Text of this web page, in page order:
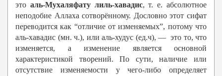
это аль-Мухаляфату лиль-хавадис, т. е. абсолютное
неподобие Аллаха сотворённому. Дословно этот сифат
переводится как “отличие от изменяемых”, потому что
аль-хавадиc (мн. ч.), или аль-худус (ед.ч), — это то, что
изменяется, а изменение является основной
характеристикой творений. По сути, наличие или
отсутствие изменяемости у чего-либо определяет